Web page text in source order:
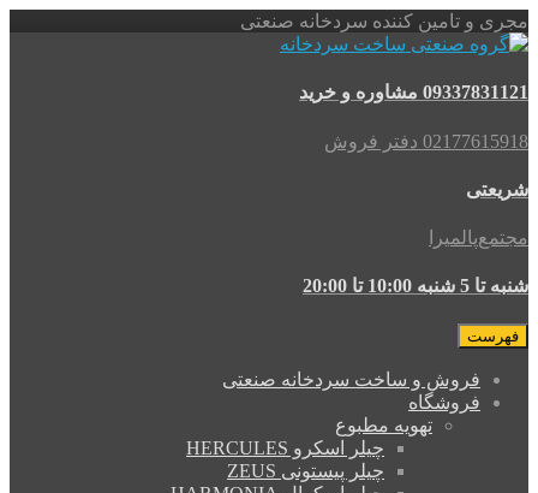
تامین کننده سردخانه صنعتی
مشاوره و خرید
دفتر فروش
20:00
فروش و ساخت سردخانه صنعتی
فروشگاه
تهویه مطبوع
چیلر اسکرو HERCULES
چیلر پیستونی ZEUS